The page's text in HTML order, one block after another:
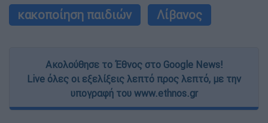
κακοποίηση παιδιών
Λίβανος
Ακολούθησε το Έθνος στο Google News!
Live όλες οι εξελίξεις λεπτό προς λεπτό, με την
υπογραφή του www.ethnos.gr